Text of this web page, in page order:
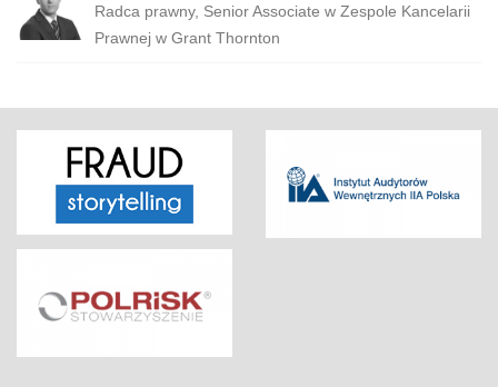
Radca prawny, Senior Associate w Zespole Kancelarii
Prawnej w Grant Thornton